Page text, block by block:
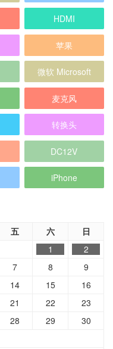
HDMI
苹果
微软 Microsoft
麦克风
转换头
DC12V
iPhone
五 六 日
1
2
7 8
9
14 15
16
21 22
23
28 29
30